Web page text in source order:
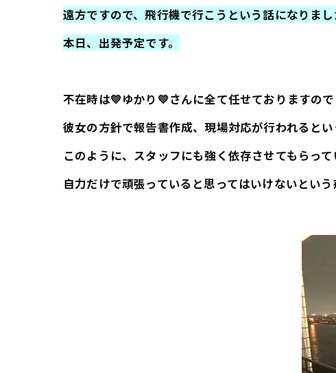
遠方ですので、飛行機で行こうという話になりまし
本日、出発予定です。
不在時は💛ゆかり💛さんに全て任せておりますので
彼女の方針で報告書作成、現場対応が行われるとい
このように、スタッフにも強く依存させてもらっ
自力だけで頑張っていると思ってはいけないという